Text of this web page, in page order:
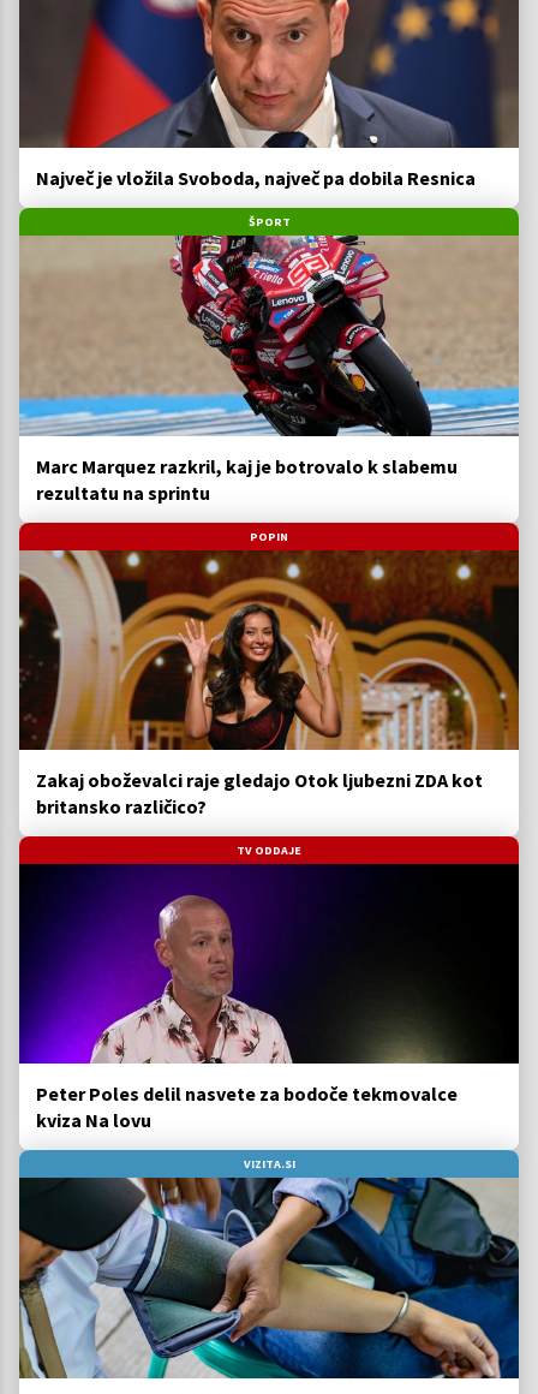
Največ je vložila Svoboda, največ pa dobila Resnica
ŠPORT
Marc Marquez razkril, kaj je botrovalo k slabemu
rezultatu na sprintu
POPIN
Zakaj oboževalci raje gledajo Otok ljubezni ZDA kot
britansko različico?
TV ODDAJE
Peter Poles delil nasvete za bodoče tekmovalce
kviza Na lovu
VIZITA.SI